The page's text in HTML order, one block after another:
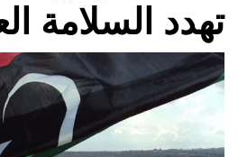
تهدد السلامة